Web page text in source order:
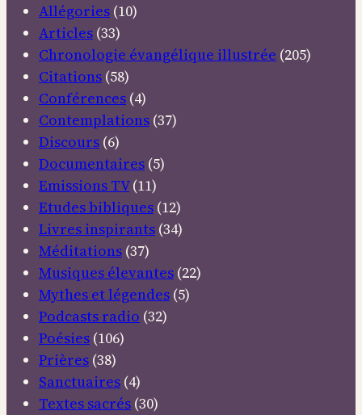
Allégories (10)
Articles (33)
Chronologie évangélique illustrée (205)
Citations (58)
Conférences (4)
Contemplations (37)
Discours (6)
Documentaires (5)
Emissions TV(11)
Etudes bibliques (12)
Livres inspirants (34)
Méditations (37)
Musiques élevantes (22)
Mythes et légendes (5)
Podcasts radio (32)
Poésies (106)
Prières (38)
Sanctuaires (4)
Textes sacrés (30)